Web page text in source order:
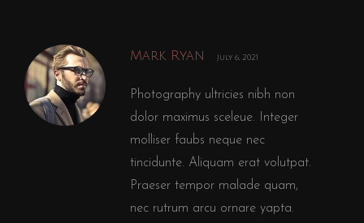
Mark Ryan July 6, 2021
Photography ultricies nibh non
dolor maximus sceleue. Integer
molliser faubs neque nec
tincidunte. Aliquam erat volutpat.
Praeser tempor malade quam,
nec rutrum arcu ornare yapta.